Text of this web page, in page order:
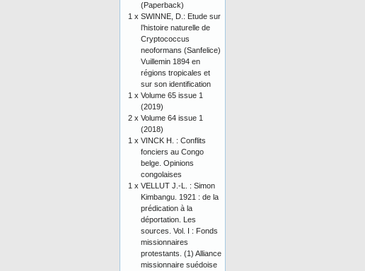
(Paperback)
1 x SWINNE, D.: Etude sur
l’histoire naturelle de
Cryptococcus
neoformans (Sanfelice)
Vuillemin 1894 en
régions tropicales et
sur son identification
1 x Volume 65 issue 1
(2019)
2 x Volume 64 issue 1
(2018)
1 x VINCK H. : Conflits
fonciers au Congo
belge. Opinions
congolaises
1 x VELLUT J.-L. : Simon
Kimbangu. 1921 : de la
prédication à la
déportation. Les
sources. Vol. I : Fonds
missionnaires
protestants. (1) Alliance
missionnaire suédoise